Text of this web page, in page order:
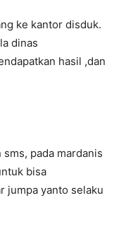
ke kantor disduk.
dinas
hasil ,dan
sms, pada mardanis
bisa
jumpa yanto selaku